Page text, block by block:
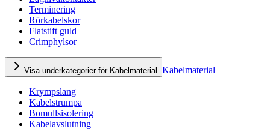
Terminering
Rörkabelskor
Flatstift guld
Crimphylsor
Visa underkategorier för Kabelmaterial Kabelmaterial
Krympslang
Kabelstrumpa
Bomullsisolering
Kabelavslutning